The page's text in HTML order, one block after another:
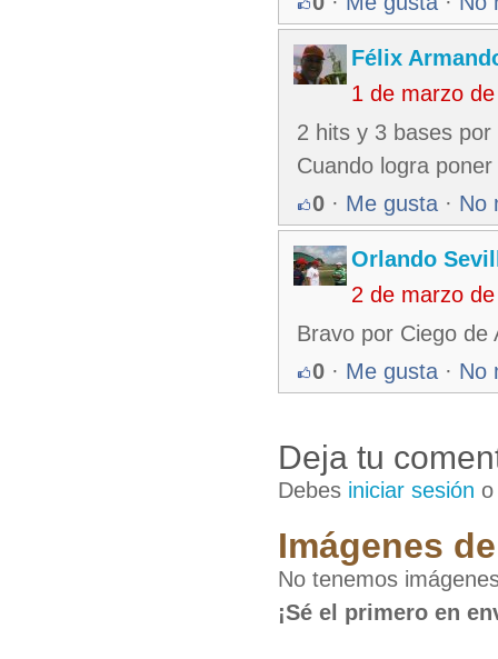
Félix
1 de marzo
2 hits y 3 bases
Cuando logra
0 · Me gusta · No
Orlando
2 de marzo
Bravo por Ciego de
0 · Me gusta · No
Deja tu
Debes iniciar sesión
Imágenes
No tenemos
¡Sé el primero en